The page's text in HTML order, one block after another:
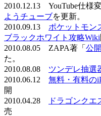
2010.12.13 YouTube仕様
ようチューブを更新。
2010.09.13 ポケットモン
ブラックホワイト攻略Wiki
2010.08.05 ZAPA著「 公
た。
2010.08.08 ツンデレ抽選
2010.06.12 無料・有料の
開
2010.04.28
ドラゴンクエ
売